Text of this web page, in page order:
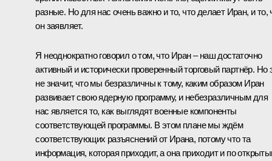
разные. Но для нас очень важно и то, что делает Иран, и то,
он заявляет.
Я неоднократно говорил о том, что Иран – наш достаточно
активный и исторически проверенный торговый партнёр. Но
не значит, что мы безразличны к тому, каким образом Иран
развивает свою ядерную программу, и небезразличным для
нас является то, как выглядят военные компоненты
соответствующей программы. В этом плане мы ждём
соответствующих разъяснений от Ирана, потому что та
информация, которая приходит, а она приходит и по